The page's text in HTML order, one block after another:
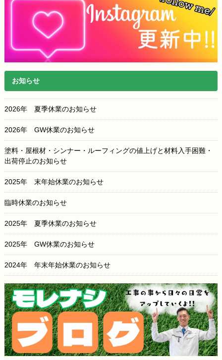
お知らせ
2026年 夏季休業のお知らせ
2026年 GW休業のお知らせ
塗料・屋根材・シンナー・ルーフィングの値上げと材料入手困難・
出荷停止のお知らせ
2025年 末年始休業のお知らせ
臨時休業のお知らせ
2025年 夏季休業のお知らせ
2025年 GW休業のお知らせ
2024年 年末年始休業のお知らせ